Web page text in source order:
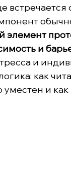
и
и
как
и